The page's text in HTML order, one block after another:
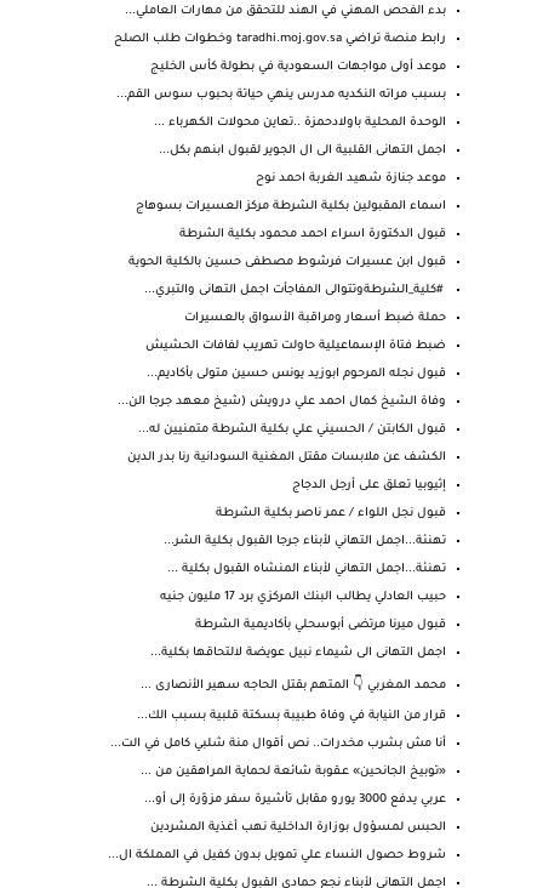
بدء الفحص المهني في الهند للتحقق من مهارات العاملي...
رابط منصة تراضي taradhi.moj.gov.sa‎ وخطوات طلب الصلح
موعد أولى مواجهات السعودية في بطولة كأس الخليج
بسبب مراته النكديه مدرس ينهي حياتة بحبوب سوس القم...
الوحدة المحلية باولادحمزة ..تعاين محولات الكهرباء ...
اجمل التهانى القلبية الى ال الجوير لقبول ابنهم بكل...
موعد جنازة شهيد الغربة احمد نوح
اسماء المقبولين بكلية الشرطة مركز العسيرات بسوهاج
قبول الدكتورة اسراء احمد محمود بكلية الشرطة
قبول ابن عسيرات فرشوط مصطفى حسين بالكلية الحوية
#كلية_الشرطةوتتوالى المفاجأت اجمل التهانى والتبري...
حملة ضبط أسعار ومراقبة الأسواق بالعسيرات
ضبط فتاة الإسماعيلية حاولت تهريب لفافات الحشيش
قبول نجله المرحوم ابوزيد يونس حسين متولى بأكاديم...
وفاة الشيخ كمال احمد علي درويش (شيخ معهد جرجا الن...
قبول الكابتن / الحسيني علي بكلية الشرطة متمنيين له...
الكشف عن ملابسات مقتل المغنية السودانية رنا بدر الدين
إثيوبيا تعلق على أرجل الدجاج
قبول نجل اللواء / عمر ناصر بكلية الشرطة
تهنئة...اجمل التهاني لأبناء جرجا القبول بكلية الشر...
تهنئة...اجمل التهاني لأبناء المنشاه القبول بكلية ...
حبيب العادلي يطالب البنك المركزي برد 17 مليون جنيه
قبول ميرنا مرتضى أبوسحلي بأكاديمية الشرطة
اجمل التهانى الى شيماء نبيل عويضة لالتحاقها بكلية...
محمد المغربي 👇 المتهم بقتل الحاجه سهير الأنصارى ...
قرار من النيابة في وفاة طبيبة بسكتة قلبية بسبب الك...
أنا مش بشرب مخدرات.. نص أقوال منة شلبي كامل في الت...
«توبيخ الجانحين» عـقوبة شائعة لحماية المراهقين من ...
عربي يدفع 3000 يورو مقابل تأشيرة سفر مزوّرة إلى أو...
الحبس لمسؤول بوزارة الداخلية نهب أغذية المشردين
شروط حصول النساء علي تمويل بدون كفيل في المملكة ال...
اجمل التهاني لأبناء نجع حمادى القبول بكلية الشرطة ...